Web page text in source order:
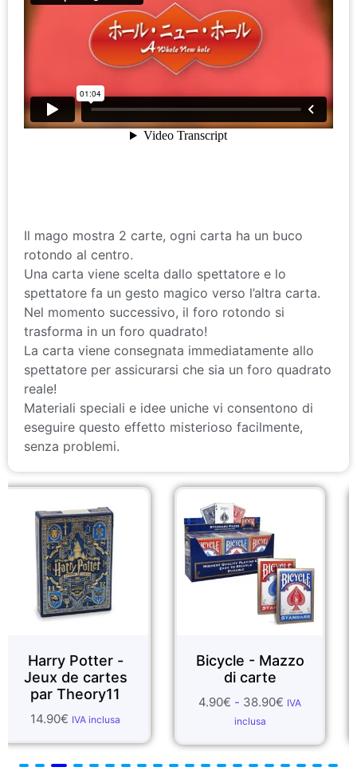
Il mago mostra 2 carte, ogni carta ha un buco
rotondo al centro.
Una carta viene scelta dallo spettatore e lo
spettatore fa un gesto magico verso l’altra carta.
Nel momento successivo, il foro rotondo si
trasforma in un foro quadrato!
La carta viene consegnata immediatamente allo
spettatore per assicurarsi che sia un foro quadrato
reale!
Materiali speciali e idee uniche vi consentono di
eseguire questo effetto misterioso facilmente,
senza problemi.
Potter -
cartes
IVA inclusa
Bicycle - Mazzo
38.90€ IVA